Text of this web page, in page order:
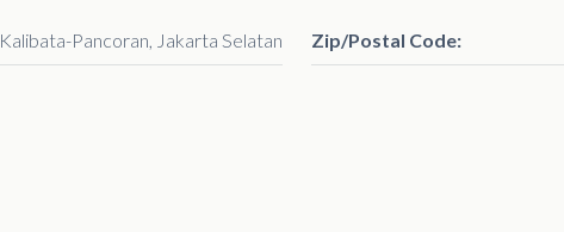
Kalibata-Pancoran, Jakarta Selatan Zip/Postal Code: